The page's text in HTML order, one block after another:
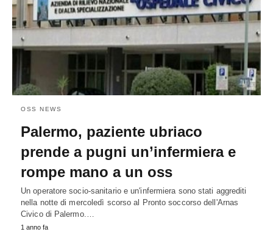
OSS NEWS
Palermo, paziente ubriaco
prende a pugni un’infermiera e
rompe mano a un oss
Un operatore socio-sanitario e un'infermiera sono stati aggrediti
nella notte di mercoledì scorso al Pronto soccorso dell'Arnas
Civico di Palermo.…
1 anno fa